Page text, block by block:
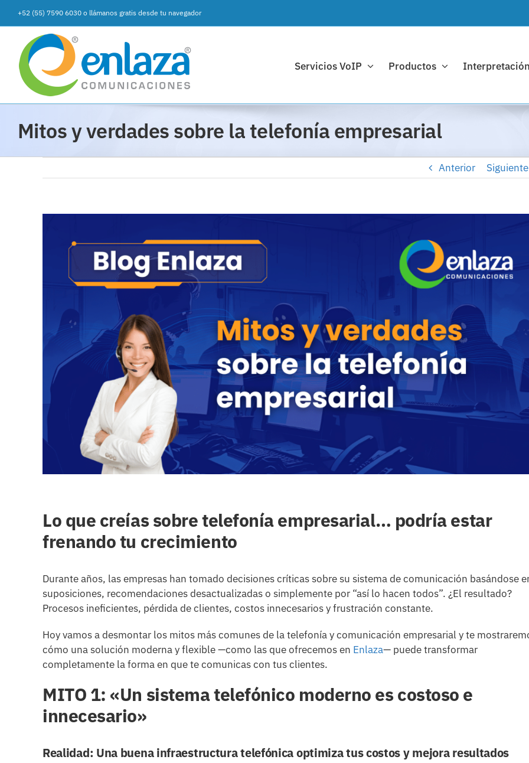
contenido
+52 (55) 7590 6030 o llámanos gratis desde tu navegador
Servicios VoIP Productos
Mitos y verdades sobre la telefonía empresarial
Anterior Siguiente
Lo que creías sobre telefonía empresarial… podría estar
frenando tu crecimiento
Durante años, las empresas han tomado decisiones críticas sobre su sistema de comunicación basándose
suposiciones, recomendaciones desactualizadas o simplemente por “así lo hacen todos”. ¿El resultado?
Procesos ineficientes, pérdida de clientes, costos innecesarios y frustración constante.
Hoy vamos a desmontar los mitos más comunes de la telefonía y comunicación empresarial y te
cómo una solución moderna y flexible —como las que ofrecemos en Enlaza— puede transformar
completamente la forma en que te comunicas con tus clientes.
MITO 1: «Un sistema telefónico moderno es costoso e
innecesario»
Realidad: Una buena infraestructura telefónica optimiza tus costos y mejora resultados